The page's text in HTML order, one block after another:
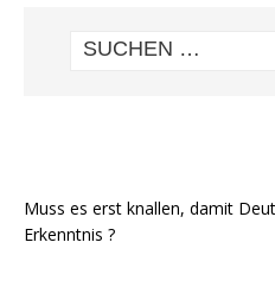
Muss es erst knallen, damit
Erkenntnis ?